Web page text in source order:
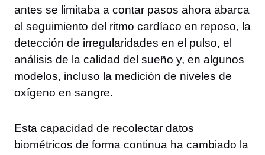
antes se limitaba a contar pasos ahora abarca
el seguimiento del ritmo cardíaco en reposo, la
detección de irregularidades en el pulso, el
análisis de la calidad del sueño y, en algunos
modelos, incluso la medición de niveles de
oxígeno en sangre.
Esta capacidad de recolectar datos
biométricos de forma continua ha cambiado la